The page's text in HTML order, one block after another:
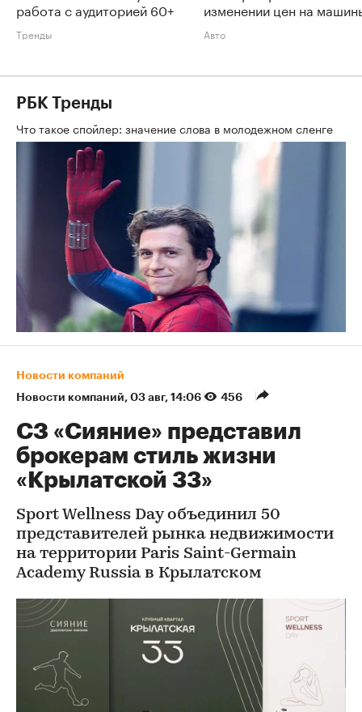
работа с аудиторией 60+
Тренды
изменении цен на
Авто
РБК Тренды
Что такое спойлер: значение слова в молодежном сленге
Новости компаний
Новости компаний 03 авг, 14:06 456
СЗ «Сияние» представил
брокерам стиль жизни
«Крылатской 33»
Sport Wellness Day объединил 50
представителей рынка недвижимости
на территории Paris Saint-Germain
Academy Russia в Крылатском